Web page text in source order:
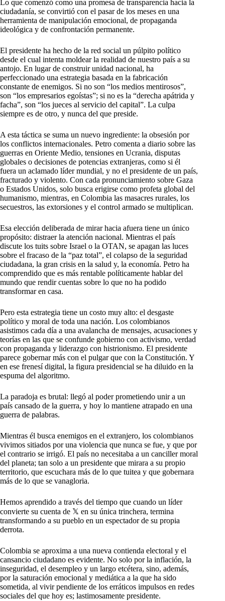
Lo que comenzó como una promesa de transparencia hacia la
ciudadanía, se convirtió con el pasar de los meses en una
herramienta de manipulación emocional, de propaganda
ideológica y de confrontación permanente.
El presidente ha hecho de la red social un púlpito político
desde el cual intenta moldear la realidad de nuestro país a su
antojo. En lugar de construir unidad nacional, ha
perfeccionado una estrategia basada en la fabricación
constante de enemigos. Si no son “los medios mentirosos”,
son “los empresarios egoístas”; si no es la “derecha apátrida y
facha”, son “los jueces al servicio del capital”. La culpa
siempre es de otro, y nunca del que preside.
A esta táctica se suma un nuevo ingrediente: la obsesión por
los conflictos internacionales. Petro comenta a diario sobre las
guerras en Oriente Medio, tensiones en Ucrania, disputas
globales o decisiones de potencias extranjeras, como si él
fuera un aclamado líder mundial, y no el presidente de un país,
fracturado y violento. Con cada pronunciamiento sobre Gaza
o Estados Unidos, solo busca erigirse como profeta global del
humanismo, mientras, en Colombia las masacres rurales, los
secuestros, las extorsiones y el control armado se multiplican.
Esa elección deliberada de mirar hacia afuera tiene un único
propósito: distraer la atención nacional. Mientras el país
discute los tuits sobre Israel o la OTAN, se apagan las luces
sobre el fracaso de la “paz total”, el colapso de la seguridad
ciudadana, la gran crisis en la salud y, la economía. Petro ha
comprendido que es más rentable políticamente hablar del
mundo que rendir cuentas sobre lo que no ha podido
transformar en casa.
Pero esta estrategia tiene un costo muy alto: el desgaste
político y moral de toda una nación. Los colombianos
asistimos cada día a una avalancha de mensajes, acusaciones y
teorías en las que se confunde gobierno con activismo, verdad
con propaganda y liderazgo con histrionismo. El presidente
parece gobernar más con el pulgar que con la Constitución. Y
en ese frenesí digital, la figura presidencial se ha diluido en la
espuma del algoritmo.
La paradoja es brutal: llegó al poder prometiendo unir a un
país cansado de la guerra, y hoy lo mantiene atrapado en una
guerra de palabras.
Mientras él busca enemigos en el extranjero, los colombianos
vivimos sitiados por una violencia que nunca se fue, y que por
el contrario se irrigó. El país no necesitaba a un canciller moral
del planeta; tan solo a un presidente que mirara a su propio
territorio, que escuchara más de lo que tuitea y que gobernara
más de lo que se vanagloria.
Hemos aprendido a través del tiempo que cuando un líder
convierte su cuenta de 𝕏 en su única trinchera, termina
transformando a su pueblo en un espectador de su propia
derrota.
Colombia se aproxima a una nueva contienda electoral y el
cansancio ciudadano es evidente. No solo por la inflación, la
inseguridad, el desempleo y un largo etcétera, sino, además,
por la saturación emocional y mediática a la que ha sido
sometida, al vivir pendiente de los erráticos impulsos en redes
sociales del que hoy es; lastimosamente presidente.